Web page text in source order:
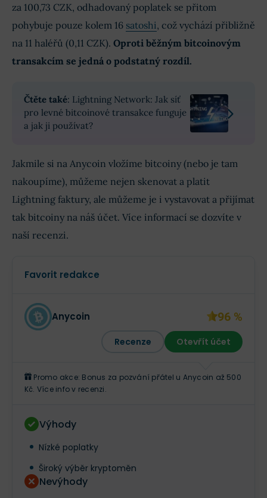
za 100,73 CZK, odhadovaný poplatek se přitom
pohybuje pouze kolem 16 satoshi, což vychází přibližně
na 11 haléřů (0,11 CZK). Oproti běžným bitcoinovým
transakcím se jedná o podstatný rozdíl.
Čtěte také: Lightning Network: Jak síť
pro levné bitcoinové transakce funguje
a jak ji používat?
Jakmile si na Anycoin vložíme bitcoiny (nebo je tam
nakoupíme), můžeme nejen skenovat a platit
Lightning faktury, ale můžeme je i vystavovat a přijímat
tak bitcoiny na náš účet. Více informací se dozvíte v
naší recenzi.
Favorit redakce
Anycoin 96 %
Recenze Otevřít účet
Promo akce: Bonus za pozvání přátel u Anycoin až 500
Kč. Více info v recenzi.
Výhody
Nízké poplatky
Široký výběr kryptoměn
Nevýhody